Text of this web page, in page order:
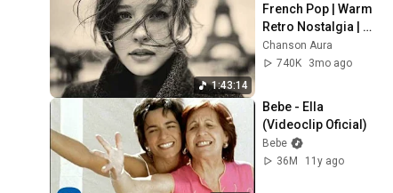
1:43:14
French Pop | Warm
Retro Nostalgia |
Slow Cafe Moments
(60s 70s 80s)
Chanson Aura
740K
3mo ago
Bebe - Ella
(Videoclip Oficial)
Bebe
36M
11y ago